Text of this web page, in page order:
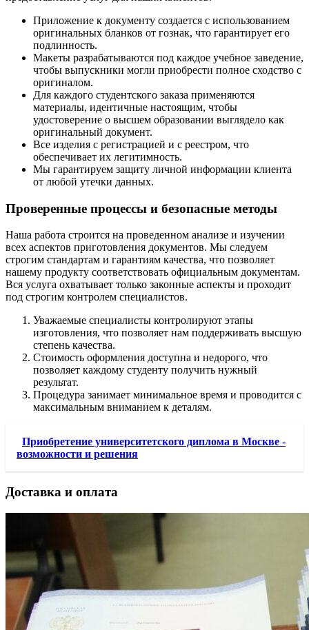
Приложение к документу создается с использованием
оригинальных бланков от гознак, что гарантирует его
подлинность.
Макеты разрабатываются под каждое учебное заведение,
чтобы выпускники могли приобрести полное сходство с
оригиналом.
Для каждого студентского заказа применяются
материалы, идентичные настоящим, чтобы
удостоверение о высшем образовании выглядело как
оригинальный документ.
Все изделия с регистрацией и с реестром, что
обеспечивает их легитимность.
Мы гарантируем защиту личной информации клиента
от любой утечки данных.
Проверенные процессы и безопасные методы
Наша работа строится на проведенном анализе и изучении
всех аспектов приготовления документов. Мы следуем
строгим стандартам и гарантиям качества, что позволяет
нашему продукту соответствовать официальным документам.
Вся услуга охватывает только законные аспекты и проходит
под строгим контролем специалистов.
Уважаемые специалисты контролируют этапы
изготовления, что позволяет нам поддерживать высшую
степень качества.
Стоимость оформления доступна и недорого, что
позволяет каждому студенту получить нужный
результат.
Процедура занимает минимальное время и проводится с
максимальным вниманием к деталям.
Приобретение университетского диплома в Москве -
возможности и решения
Доставка и оплата